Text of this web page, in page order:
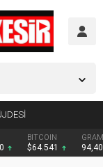
BITCOIN
$64.541